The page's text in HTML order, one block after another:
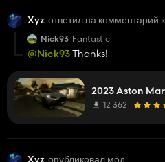
Xyz ответил на комментарий
Nick93 Fantastic!
@Nick93Thanks!
2023 Aston
12 362
Xyz опубликовал мод